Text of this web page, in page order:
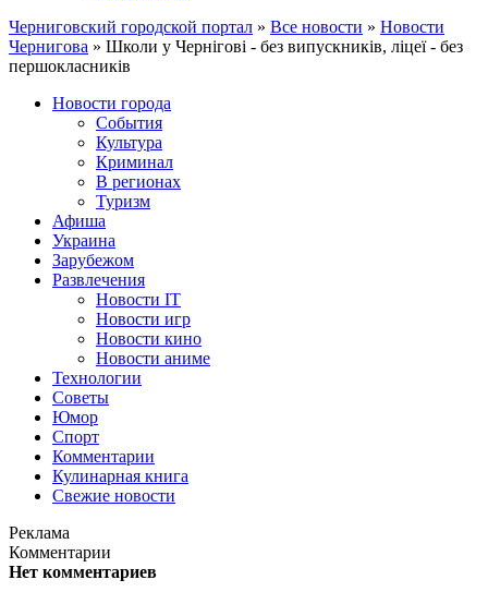
Черниговский городской портал » Все новости » Новости
Чернигова » Школи у Чернігові - без випускників, ліцеї - без
першокласників
Новости города
События
Культура
Криминал
В регионах
Туризм
Афиша
Украина
Зарубежом
Развлечения
Новости IT
Новости игр
Новости кино
Новости аниме
Технологии
Советы
Юмор
Спорт
Комментарии
Кулинарная книга
Свежие новости
Реклама
Комментарии
Нет комментариев